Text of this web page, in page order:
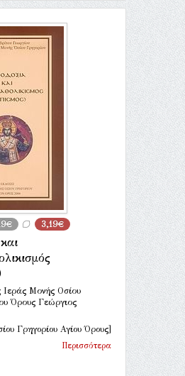
3,19€
Ιεράς Μονής Οσίου
Όρους Γεώργιος
Γρηγορίου Αγίου Όρους]
Περισσότερα